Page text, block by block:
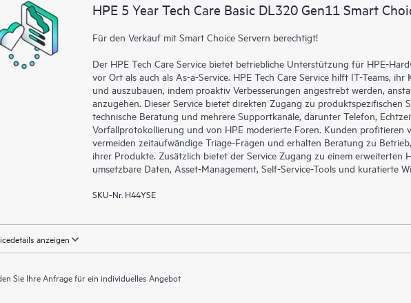
liefert, die durch den HPE Tech Care Service abgedeckt
eine einfachere Verwaltung ihrer Assets. Sie sehen auf
ihrer IT-Umgebung installiert sind und wie sie interagieren.
ausführen und ein Portal mit sorgfältig
HPE Tech Care Service ermöglicht den Zugang zu HPE
für Operational Excellence und Leistungsoptimierung vom
HPE 5 Year Tech Care Basic DL320 Gen11 Smart
Für den Verkauf mit Smart Choice Servern berechtigt!
Der HPE Tech Care Service bietet betriebliche Unterstützung für HPE-
vor Ort als auch als As-a-Service. HPE Tech Care Service hilft IT-Teams,
und auszubauen, indem proaktiv Verbesserungen angestrebt werden,
anzugehen. Dieser Service bietet direkten Zugang zu produktspezifischen
technische Beratung und mehrere Supportkanäle, darunter Telefon,
Vorfallprotokollierung und von HPE moderierte Foren. Kunden profitieren
vermeiden zeitaufwändige Triage-Fragen und erhalten Beratung zu
ihrer Produkte. Zusätzlich bietet der Service Zugang zu einem erweiterten
umsetzbare Daten, Asset-Management, Self-Service-Tools und kuratierte
SKU-Nr. H44YSE
anzeigen
Sie Ihre Anfrage für ein individuelles Angebot